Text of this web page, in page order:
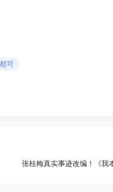
可
张桂梅真实事迹改编！《我